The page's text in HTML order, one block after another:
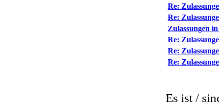
Re:
Re:
Zulassungen
Re:
Re:
Re:
Es ist /